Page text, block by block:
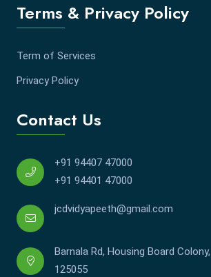
Terms & Privacy Policy
Term of Services
Privacy Policy
Contact Us
+91 94407 47000
+91 94401 47000
jcdvidyapeeth@gmail.com
Barnala Rd, Housing Board
125055